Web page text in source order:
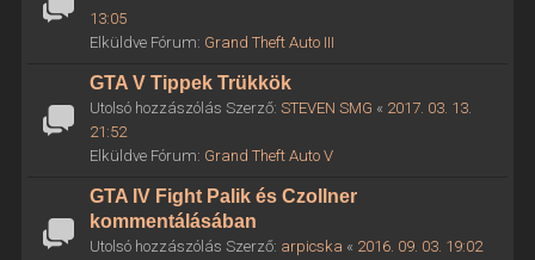
13:05
Elküldve Fórum: Grand Theft Auto III
GTA V Tippek Trükkök
Utolsó hozzászólás Szerző: STEVEN SMG « 2017. 03. 13.
21:52
Elküldve Fórum: Grand Theft Auto V
GTA IV Fight Palik és Czollner
kommentálásában
Utolsó hozzászólás Szerző: arpicska « 2016. 09. 03. 19:02